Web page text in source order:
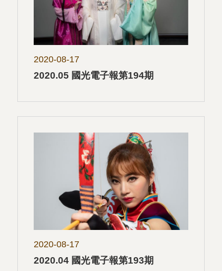
2020.05 國光電子報第194期
2020-08-17
2020.04 國光電子報第193期
2020-08-17